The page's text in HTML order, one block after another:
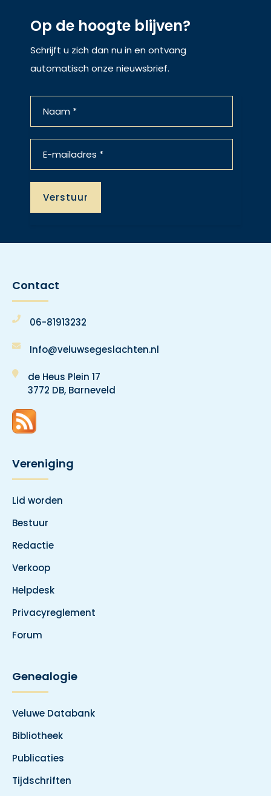
Op de hoogte blijven?
Schrijft u zich dan nu in en ontvang
automatisch onze nieuwsbrief.
Contact
06-81913232
Info@veluwsegeslachten.nl
de Heus Plein 17
3772 DB, Barneveld
Vereniging
Lid worden
Bestuur
Redactie
Verkoop
Helpdesk
Privacyreglement
Forum
Genealogie
Veluwe Databank
Bibliotheek
Publicaties
Tijdschriften